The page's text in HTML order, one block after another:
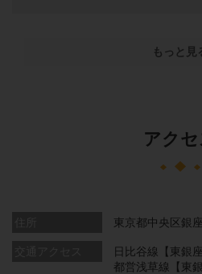
もっと見
アクセ
東京都中央区銀
日比谷線【東銀
都営浅草線【東